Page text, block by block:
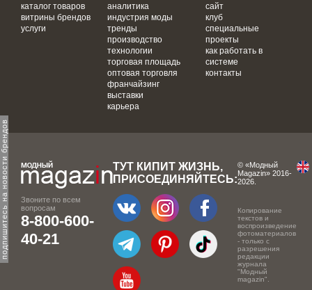
подпишитесь на новости брендов
каталог товаров
витрины брендов
услуги
аналитика
индустрия моды
тренды
производство
технологии
торговая площадь
оптовая торговля
франчайзинг
выставки
карьера
сайт
клуб
специальные
проекты
как работать в
системе
контакты
Звоните по всем
вопросам
8-800-600-
40-21
ТУТ КИПИТ ЖИЗНЬ,
ПРИСОЕДИНЯЙТЕСЬ:
© «Модный
Magazin» 2016-
2026.
Копирование
текстов и
воспроизведение
фотоматериалов
- только с
разрешения
редакции
журнала
"Модный
magazin".